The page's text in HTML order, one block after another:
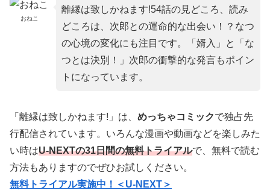
おねこ
離縁は致しかねます!54話の見どころ、読み
どころは、次郎との運命的な出会い！？なつ
の心境の変化にも注目です。「婿入」と「な
つとは決別！」次郎の衝撃的な発言もポイン
トになっています。
「離縁は致しかねます!」は、 めっちゃコミックで独占先
行配信されています。いろんな漫画や動画などを楽しみた
い時はU-NEXTの31日間の無料トライアルで、無料で読む
方法もありますのでぜひお試しください。
無料トライアル実施中！＜U-NEXT＞